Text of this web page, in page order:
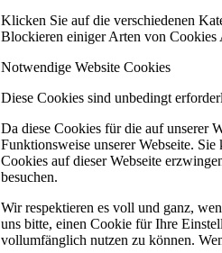
Klicken Sie auf die verschiedenen
Blockieren einiger Arten von Cookies
Notwendige Website Cookies
Diese Cookies sind unbedingt
Da diese Cookies für die auf unserer
Funktionsweise unserer Webseite.
Cookies auf dieser Webseite
besuchen.
Wir respektieren es voll und ganz,
uns bitte, einen Cookie für Ihre
vollumfänglich nutzen zu können.